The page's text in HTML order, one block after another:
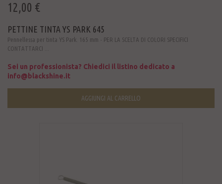
12,00 €
PETTINE TINTA YS PARK 645
Pennellessa per tinta YS Park. 165 mm - PER LA SCELTA DI COLORI SPECIFICI
CONTATTARCI ...
Sei un professionista? Chiedici il listino dedicato a
info@blackshine.it
AGGIUNGI AL CARRELLO